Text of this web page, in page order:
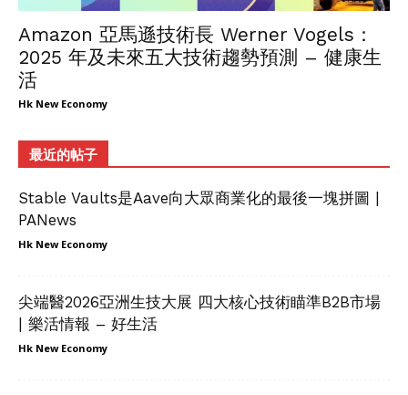
Amazon 亞馬遜技術長 Werner Vogels：
2025 年及未來五大技術趨勢預測 – 健康生
活
Hk New Economy
最近的帖子
Stable Vaults是Aave向大眾商業化的最後一塊拼圖 |
PANews
Hk New Economy
尖端醫2026亞洲生技大展 四大核心技術瞄準B2B市場
| 樂活情報 – 好生活
Hk New Economy